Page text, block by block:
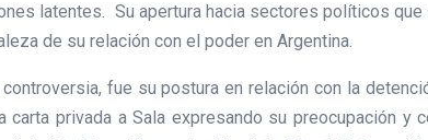
latentes. Su apertura hacia sectores políticos que
de su relación con el poder en Argentina.
fue su postura en relación con la
privada a Sala expresando su preocupación y